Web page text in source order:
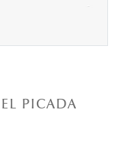
PICADA